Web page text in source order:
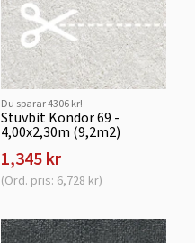
Du sparar 4306 kr!
Stuvbit Kondor 69 -
4,00x2,30m (9,2m2)
1,345 kr
(Ord. pris: 6,728 kr)